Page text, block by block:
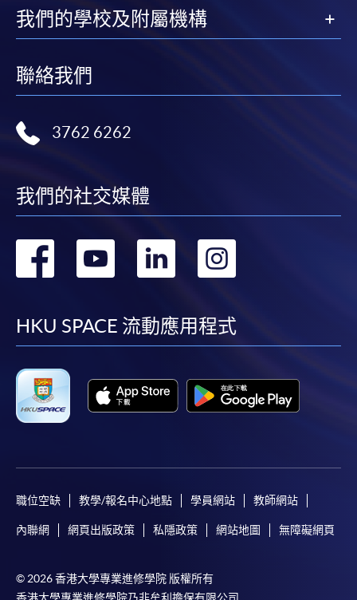
我們的學校及附屬機構
聯絡我們
3762 6262
我們的社交媒體
轉
facebook
轉
youtube
轉
linkedin
轉
HKU SPACE 流動應用程式
職位空缺 教學/報名中心地點 學員網站 教師網站
內聯網 網頁出版政策 私隱政策 網站地圖 無障礙網頁
© 2026 香港大學專業進修學院 版權所有